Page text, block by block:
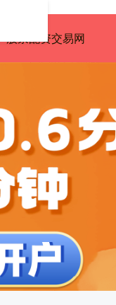
股票配资交易网